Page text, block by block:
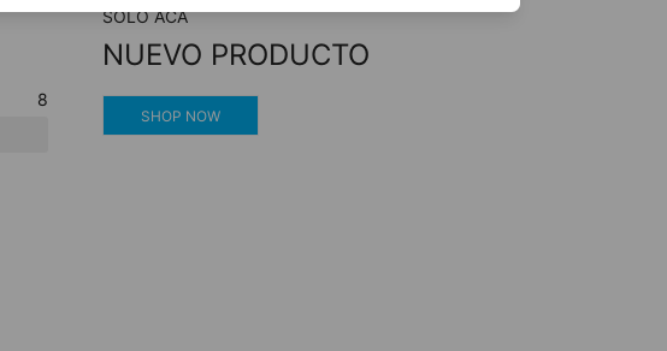
8
SOLO ACÁ
NUEVO PRODUCTO
SHOP NOW